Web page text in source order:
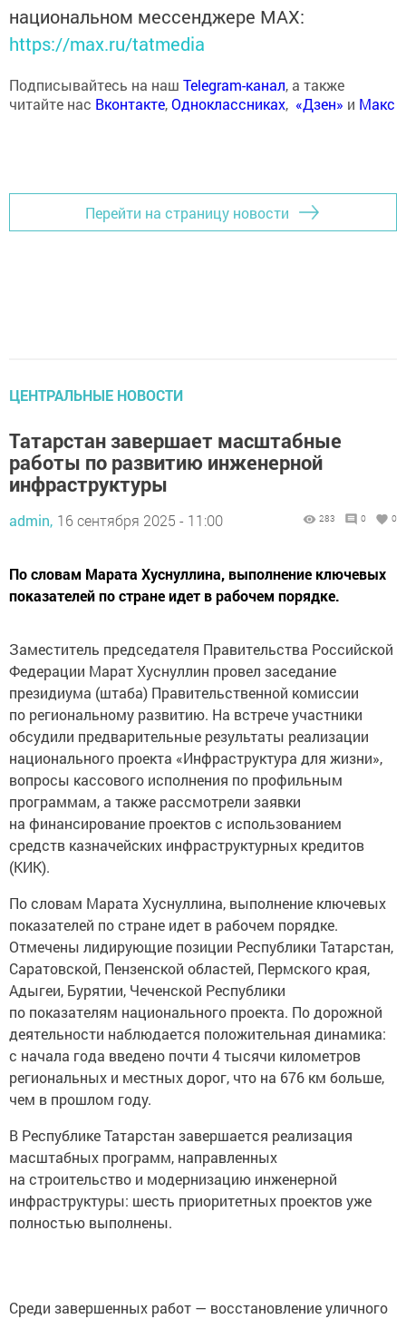
национальном мессенджере MАХ:
https://max.ru/tatmedia
Подписывайтесь на наш Telegram-канал, а также
читайте нас Вконтакте,Одноклассниках, «Дзен» и Макс
Перейти на страницу новости
ЦЕНТРАЛЬНЫЕ НОВОСТИ
Татарстан завершает масштабные
работы по развитию инженерной
инфраструктуры
admin, 16 сентября 2025 - 11:00 283 0 0
По словам Марата Хуснуллина, выполнение ключевых
показателей по стране идет в рабочем порядке.
Заместитель председателя Правительства Российской
Федерации Марат Хуснуллин провел заседание
президиума (штаба) Правительственной комиссии
по региональному развитию. На встрече участники
обсудили предварительные результаты реализации
национального проекта «Инфраструктура для жизни»,
вопросы кассового исполнения по профильным
программам, а также рассмотрели заявки
на финансирование проектов с использованием
средств казначейских инфраструктурных кредитов
(КИК).
По словам Марата Хуснуллина, выполнение ключевых
показателей по стране идет в рабочем порядке.
Отмечены лидирующие позиции Республики Татарстан,
Саратовской, Пензенской областей, Пермского края,
Адыгеи, Бурятии, Чеченской Республики
по показателям национального проекта. По дорожной
деятельности наблюдается положительная динамика:
с начала года введено почти 4 тысячи километров
региональных и местных дорог, что на 676 км больше,
чем в прошлом году.
В Республике Татарстан завершается реализация
масштабных программ, направленных
на строительство и модернизацию инженерной
инфраструктуры: шесть приоритетных проектов уже
полностью выполнены.
Среди завершенных работ — восстановление уличного